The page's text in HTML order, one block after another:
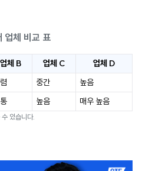
업체 비교 표
업체 B 업체 C
업체 D
중간
높음
높음 매우 높음
있습니다.